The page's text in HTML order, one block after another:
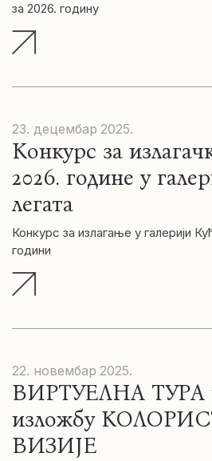
за 2026. годину
23. децембар 2025.
Конкурс за
2026. године у
легата
Конкурс за излагање у галерији
години
22. новембар 2025.
ВИРТУЕЛНА ТУРА
изложбу
ВИЗИЈЕ